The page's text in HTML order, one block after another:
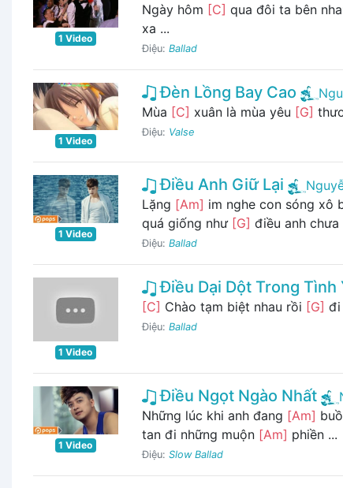
1 Video
Ngày hôm [C] qua đôi ta bên
xa ...
Điệu: Ballad
1 Video
Đèn Lồng Bay Cao
Mùa [C] xuân là mùa yêu [G]
Điệu: Valse
1 Video
Điều Anh Giữ Lại
Lặng [Am] im nghe con sóng xô
quá giống như [G] điều anh chưa
Điệu: Ballad
1 Video
Điều Dại Dột Trong Tình
[C] Chào tạm biệt nhau rồi [G] đi
Điệu: Ballad
1 Video
Điều Ngọt Ngào Nhất
Những lúc khi anh đang [Am]
tan đi những muộn [Am] phiền ...
Điệu: Slow Ballad